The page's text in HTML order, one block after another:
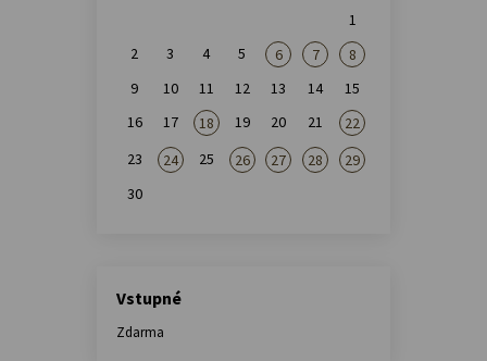
1
2
3 4 5 6 7
8
9
10 11 12 13 14
15
16
17 18 19 20 21
22
23
24 25 26 27 28
29
30
Vstupné
Zdarma